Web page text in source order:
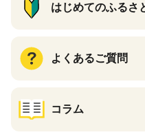
はじめてのふるさ
よくあるご質問
コラム